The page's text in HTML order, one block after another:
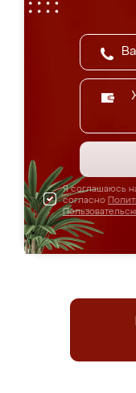
Я соглашаюсь
согласно